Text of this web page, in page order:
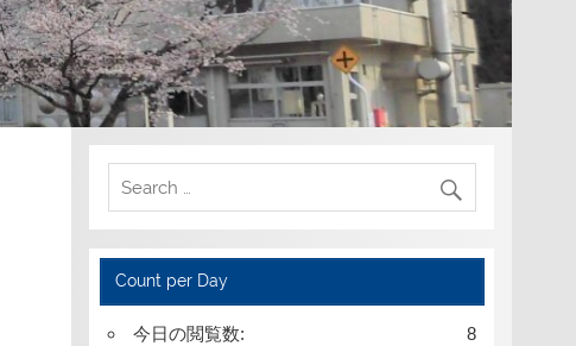
Count per Day
8
今日の閲覧数: